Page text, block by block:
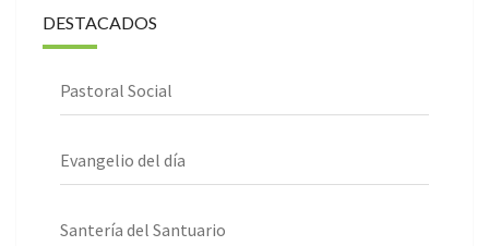
DESTACADOS
Pastoral Social
Evangelio del día
Santería del Santuario